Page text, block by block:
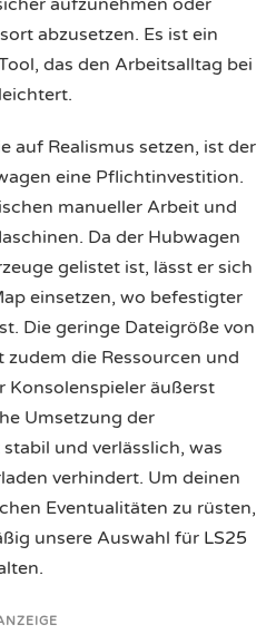
abzusetzen. Es ist ein
das den Arbeitsalltag bei
auf Realismus setzen, ist der
eine Pflichtinvestition.
manueller Arbeit und
Da der Hubwagen
gelistet ist, lässt er sich
einsetzen, wo befestigter
Die geringe Dateigröße von
die Ressourcen und
Konsolenspieler äußerst
Umsetzung der
und verlässlich, was
verhindert. Um deinen
Eventualitäten zu rüsten,
unsere Auswahl für LS25